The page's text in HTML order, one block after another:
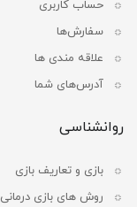
حساب کاربری
سفارش‌ها
علاقه مندی ها
آدرس‌های شما
روانشناسی
بازی و تعاریف بازی
روش های بازی درمانی